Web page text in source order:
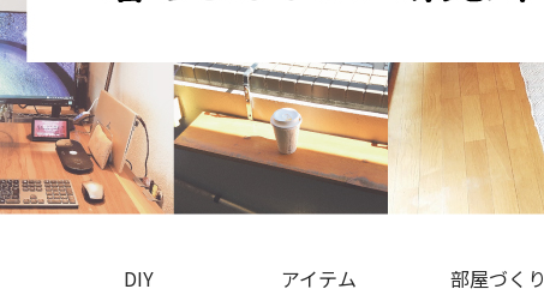
DIY アイテム 部屋づくり